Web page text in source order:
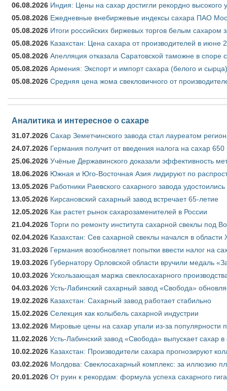
06.08.2026 Индия: Цены на сахар достигли рекордно высокого
05.08.2026 Ежедневные внебиржевые индексы сахара ПАО
05.08.2026 Итоги российских биржевых торгов белым сахаром
05.08.2026 Казахстан: Цена сахара от производителей в июне
05.08.2026 Апелляция отказала Саратовской таможне в
05.08.2026 Армения: Экспорт и импорт сахара (белого и
05.08.2026 Средняя цена жома свекловичного от
Аналитика и интересное о сахаре
31.07.2026 Сахар Земетчинского завода стал лауреатом
24.07.2026 Германия получит от введения налога на сахар
25.06.2026 Учёные Державинского доказали эффективность
18.06.2026 Южная и Юго-Восточная Азия лидируют по
13.05.2026 Работники Раевского сахарного завода удостоились
13.05.2026 Кирсановский сахарный завод встречает 65-летие
12.05.2026 Как растет рынок сахарозаменителей в России
21.04.2026 Торги по ремонту института сахарной свеклы под
02.04.2026 Казахстан: Сев сахарной свеклы начался в области
31.03.2026 Германия возобновляет попытки ввести налог на
19.03.2026 Губернатору Орловской области вручили медаль
10.03.2026 Ускользающая маржа свеклосахарного
04.03.2026 Усть-Лабинский сахарный завод «Свобода»
19.02.2026 Казахстан: Сахарный завод работает стабильно
15.02.2026 Селекция как колыбель сахарной индустрии
13.02.2026 Мировые цены на сахар упали из-за популярности
11.02.2026 Усть-Лабинский завод «Свобода» выпускает сахар в
10.02.2026 Казахстан: Производители сахара прогнозируют
03.02.2026 Молдова: Свеклосахарный комплекс: за иллюзию
20.01.2026 От руин к рекордам: формула успеха сахарного